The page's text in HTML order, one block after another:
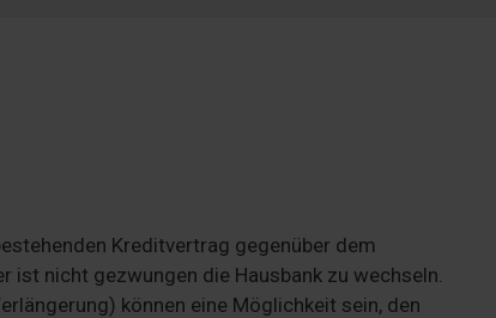
Kreditvertrag gegenüber dem
nicht gezwungen die Hausbank zu wechseln.
können eine Möglichkeit sein, den